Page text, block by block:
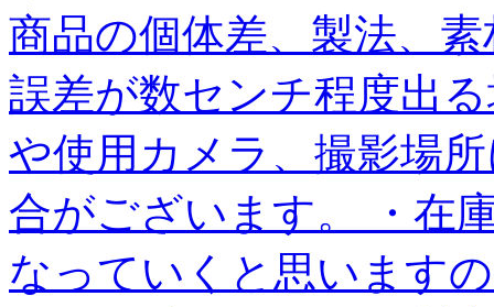
商品の個体差、製法、
誤差が数センチ程度出
や使用カメラ、撮影場
合がございます。 ・在
なっていくと思います